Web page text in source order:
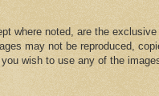
where noted, are the
may not be reproduced,
wish to use any of the